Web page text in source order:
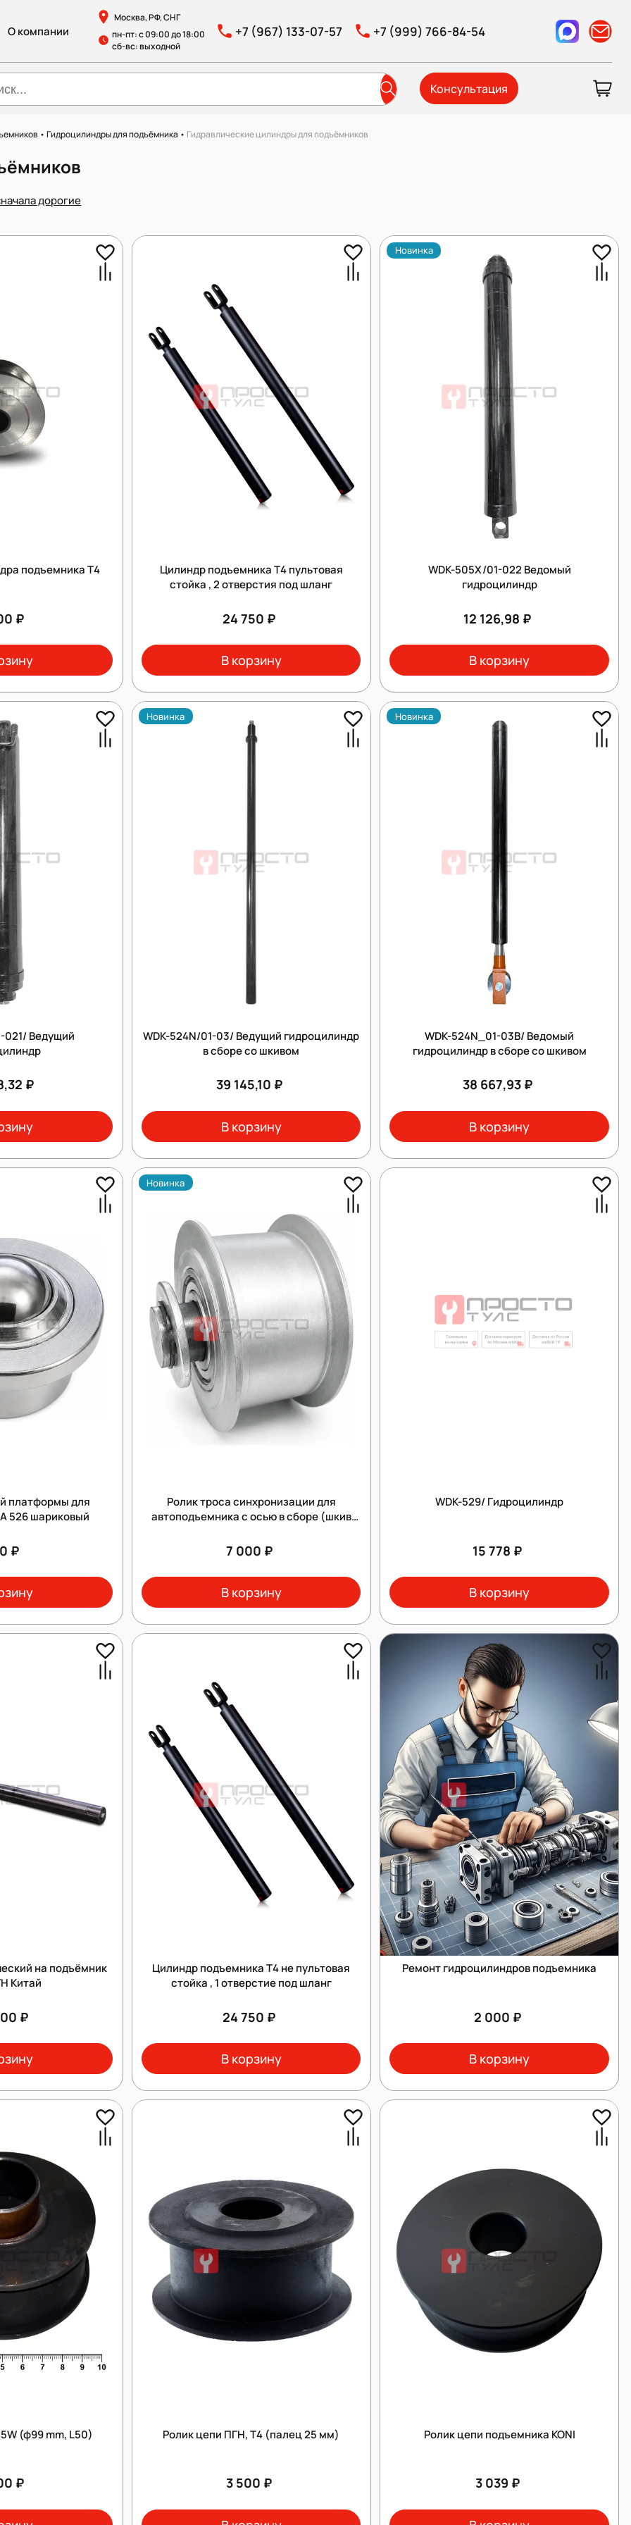
О компании
Москва, РФ, СНГ
пн-пт: с 09:00 до 18:00
сб-вс: выходной
+7 (967) 133-07-57 +7 (999) 766-84-54
Консультация
•Гидроцилиндры для подъёмника • Гидравлические цилиндры для подъёмников
дорогие
подъемника Т4
₽
Цилиндр подъемника Т4 пультовая
стойка , 2 отверстия под шланг
24 750 ₽
В корзину
Новинка
WDK-505X/01-022 Ведомый
гидроцилиндр
12 126,98 ₽
В корзину
021/ Ведущий
₽
Новинка
WDK-524N/01-03/ Ведущий гидроцилиндр
в сборе со шкивом
39 145,10 ₽
В корзину
Новинка
WDK-524N_01-03B/ Ведомый
гидроцилиндр в сборе со шкивом
38 667,93 ₽
В корзину
платформы для
526 шариковый
₽
Новинка
Ролик троса синхронизации для
автоподъемника с осью в сборе (шкив
7 000 ₽
В корзину
WDK-529/ Гидроцилиндр
15 778 ₽
В корзину
на подъёмник
Китай
₽
Цилиндр подъемника Т4 не пультовая
стойка , 1 отверстие под шланг
24 750 ₽
В корзину
Ремонт гидроцилиндров подъемника
2 000 ₽
В корзину
(ф99 mm, L50)
₽
Ролик цепи ПГН, Т4 (палец 25 мм)
3 500 ₽
Ролик цепи подъемника KONI
3 039 ₽